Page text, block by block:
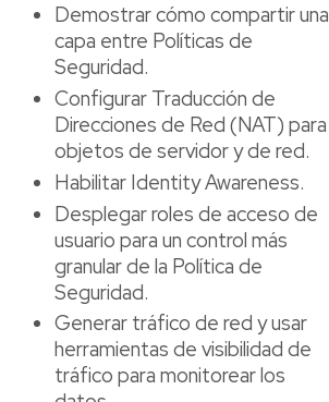
Demostrar cómo compartir una
capa entre Políticas de
Seguridad.
Configurar Traducción de
Direcciones de Red (NAT) para
objetos de servidor y de red.
Habilitar Identity Awareness.
Desplegar roles de acceso de
usuario para un control más
granular de la Política de
Seguridad.
Generar tráfico de red y usar
herramientas de visibilidad de
tráfico para monitorear los